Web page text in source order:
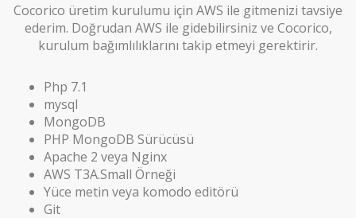
Cocorico üretim kurulumu için AWS ile gitmenizi tavsiye
ederim. Doğrudan AWS ile gidebilirsiniz ve Cocorico,
kurulum bağımlılıklarını takip etmeyi gerektirir.
Php 7.1
mysql
MongoDB
PHP MongoDB Sürücüsü
Apache 2 veya Nginx
AWS T3A.Small Örneği
Yüce metin veya komodo editörü
Git